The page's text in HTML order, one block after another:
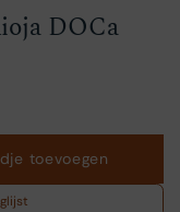
DOCa
toevoegen